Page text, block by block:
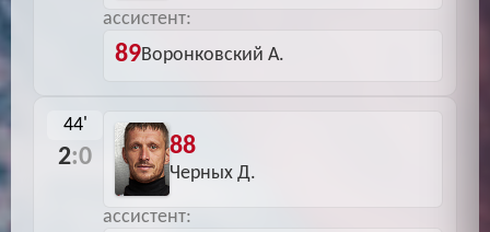
ассистент:
89Воронковский А.
44'
2:0 88
Черных Д.
ассистент: